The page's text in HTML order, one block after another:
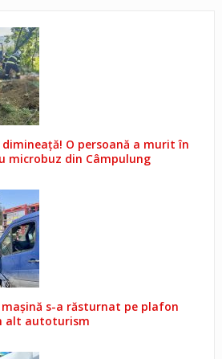
O persoană a murit în
microbuz din Câmpulung
mașină s-a răsturnat pe plafon
alt autoturism